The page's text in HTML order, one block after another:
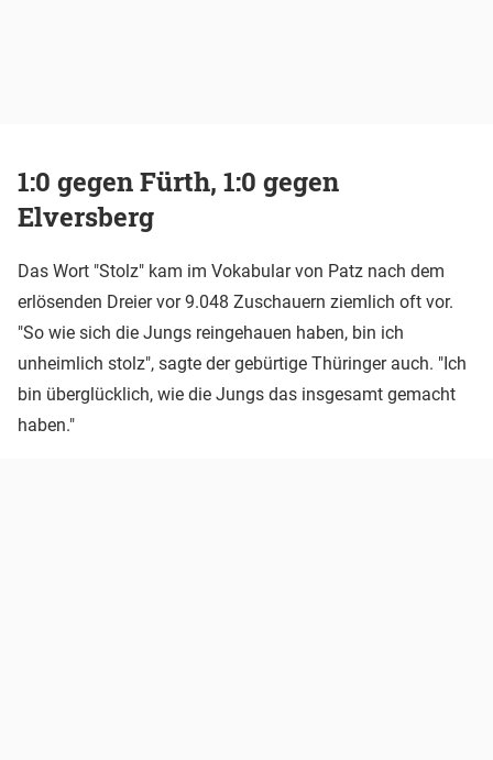
1:0 gegen Fürth, 1:0 gegen
Elversberg
Das Wort "Stolz" kam im Vokabular von Patz nach dem
erlösenden Dreier vor 9.048 Zuschauern ziemlich oft vor.
"So wie sich die Jungs reingehauen haben, bin ich
unheimlich stolz", sagte der gebürtige Thüringer auch. "Ich
bin überglücklich, wie die Jungs das insgesamt gemacht
haben."